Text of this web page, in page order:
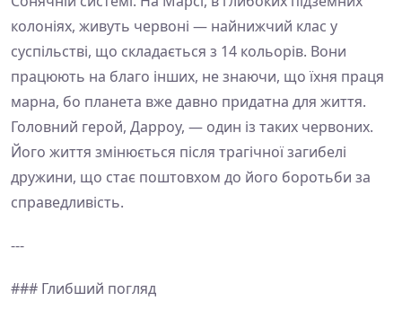
колоніях, живуть червоні — найнижчий клас у
суспільстві, що складається з 14 кольорів. Вони
працюють на благо інших, не знаючи, що їхня праця
марна, бо планета вже давно придатна для життя.
Головний герой, Дарроу, — один із таких червоних.
Його життя змінюється після трагічної загибелі
дружини, що стає поштовхом до його боротьби за
справедливість.
---
### Глибший погляд